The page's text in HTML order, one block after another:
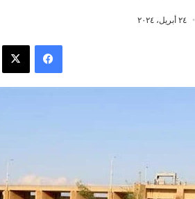
٢٤ أبريل، ٢٠٢٤
فيسبوك X